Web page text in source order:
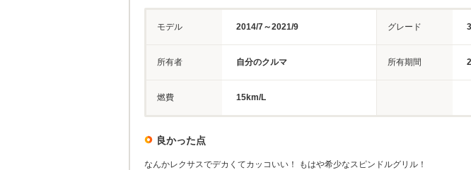
モデル 2014/7～2021/9 グレード
所有者 自分のクルマ 所有期間
燃費 15km/L
良かった点
なんかレクサスでデカくてカッコいい！ もはや希少なスピンドルグリル！